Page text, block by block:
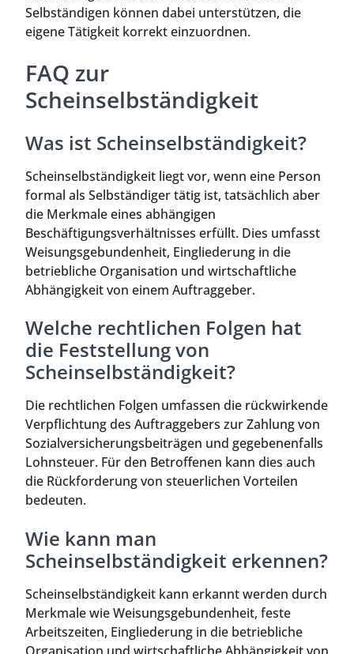
Selbständigen können dabei unterstützen, die
eigene Tätigkeit korrekt einzuordnen.
FAQ zur
Scheinselbständigkeit
Was ist Scheinselbständigkeit?
Scheinselbständigkeit liegt vor, wenn eine Person
formal als Selbständiger tätig ist, tatsächlich aber
die Merkmale eines abhängigen
Beschäftigungsverhältnisses erfüllt. Dies umfasst
Weisungsgebundenheit, Eingliederung in die
betriebliche Organisation und wirtschaftliche
Abhängigkeit von einem Auftraggeber.
Welche rechtlichen Folgen hat
die Feststellung von
Scheinselbständigkeit?
Die rechtlichen Folgen umfassen die rückwirkende
Verpflichtung des Auftraggebers zur Zahlung von
Sozialversicherungsbeiträgen und gegebenenfalls
Lohnsteuer. Für den Betroffenen kann dies auch
die Rückforderung von steuerlichen Vorteilen
bedeuten.
Wie kann man
Scheinselbständigkeit erkennen?
Scheinselbständigkeit kann erkannt werden durch
Merkmale wie Weisungsgebundenheit, feste
Arbeitszeiten, Eingliederung in die betriebliche